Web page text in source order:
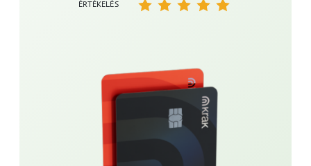
ÉRTÉKELÉS